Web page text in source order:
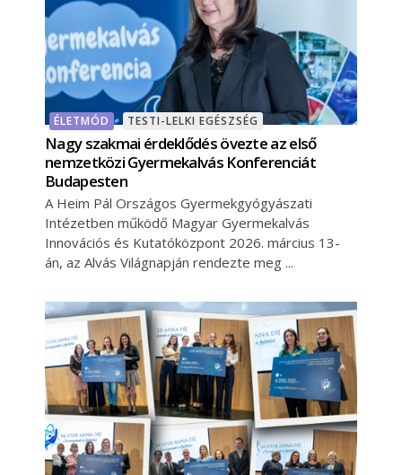
ÉLETMÓD TESTI-LELKI EGÉSZSÉG
Nagy szakmai érdeklődés övezte az első
nemzetközi Gyermekalvás Konferenciát
Budapesten
A Heim Pál Országos Gyermekgyógyászati
Intézetben működő Magyar Gyermekalvás
Innovációs és Kutatóközpont 2026. március 13-
án, az Alvás Világnapján rendezte meg